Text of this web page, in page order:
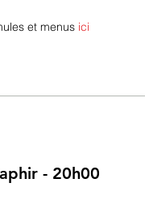
et menus ici
- 20h00